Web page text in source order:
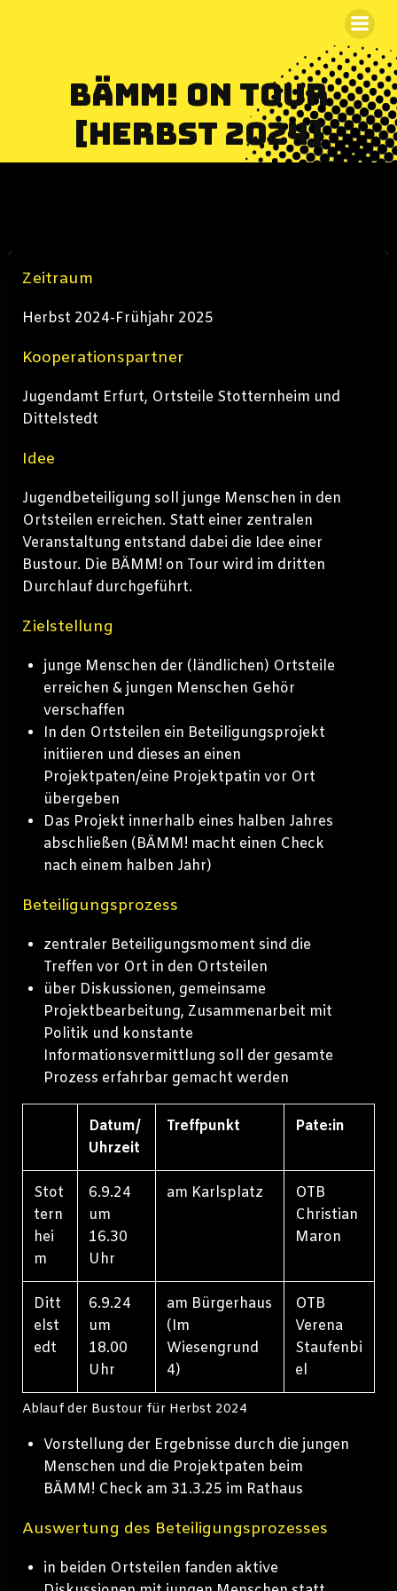
BÄMM! on Tour
[Herbst 2024]
Zeitraum
Herbst 2024-Frühjahr 2025
Kooperationspartner
Jugendamt Erfurt, Ortsteile Stotternheim und
Dittelstedt
Idee
Jugendbeteiligung soll junge Menschen in den
Ortsteilen erreichen. Statt einer zentralen
Veranstaltung entstand dabei die Idee einer
Bustour. Die BÄMM! on Tour wird im dritten
Durchlauf durchgeführt.
Zielstellung
junge Menschen der (ländlichen) Ortsteile
erreichen & jungen Menschen Gehör
verschaffen
In den Ortsteilen ein Beteiligungsprojekt
initiieren und dieses an einen
Projektpaten/eine Projektpatin vor Ort
übergeben
Das Projekt innerhalb eines halben Jahres
abschließen (BÄMM! macht einen Check
nach einem halben Jahr)
Beteiligungsprozess
zentraler Beteiligungsmoment sind die
Treffen vor Ort in den Ortsteilen
über Diskussionen, gemeinsame
Projektbearbeitung, Zusammenarbeit mit
Politik und konstante
Informationsvermittlung soll der gesamte
Prozess erfahrbar gemacht werden
Datum/
Uhrzeit
Treffpunkt Pate:in
Stot
tern
hei
m
6.9.24
um
16.30
Uhr
am Karlsplatz
OTB
Christian
Maron
Ditt
elst
edt
6.9.24
um
18.00
Uhr
am Bürgerhaus
(Im
Wiesengrund
4)
OTB
Verena
Staufenbi
el
Ablauf der Bustour für Herbst 2024
Vorstellung der Ergebnisse durch die jungen
Menschen und die Projektpaten beim
BÄMM! Check am 31.3.25 im Rathaus
Auswertung des Beteiligungsprozesses
in beiden Ortsteilen fanden aktive